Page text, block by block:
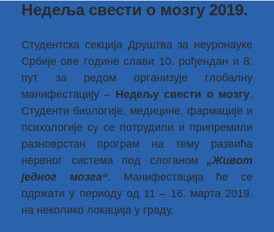
Недеља свести о мозгу 2019.
Студентска секција Друштва за неуронауке
Србије ове године слави 10. рођендан и 8.
пут за редом организује глобалну
манифестацију – Недељу свести о мозгу.
Студенти биологије, медицине, фармације и
психологије су се потрудили и припремили
разноврстан програм на тему развића
нервног система под слоганом „Живот
једног мозга“. Манифестација ће се
одржати у периоду од 11 – 16. марта 2019.
на неколико локација у граду.